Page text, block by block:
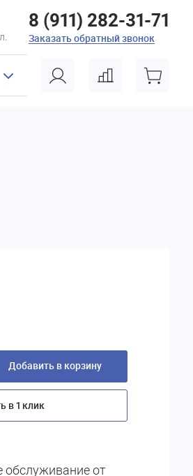
8 (911) 282-31-71
Заказать обратный звонок
Добавить в корзину
в 1 клик
обслуживание от